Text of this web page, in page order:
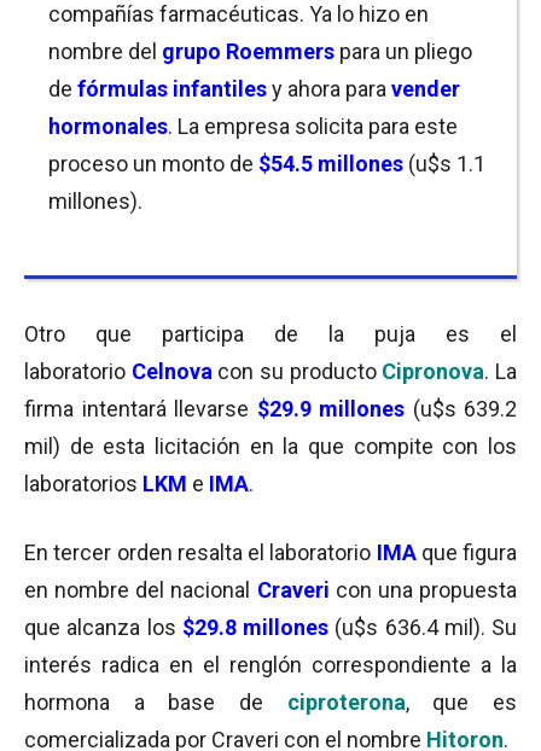
compañías farmacéuticas. Ya lo hizo en
nombre del grupo Roemmers para un pliego
de fórmulas infantilesy ahora para vender
hormonales. La empresa solicita para este
proceso un monto de $54.5 millones (u$s 1.1
millones).
Otro que participa de la puja es el
laboratorio Celnova con su producto Cipronova. La
firma intentará llevarse $29.9 millones (u$s 639.2
mil) de esta licitación en la que compite con los
laboratorios LKM e IMA.
En tercer orden resalta el laboratorio IMA que figura
en nombre del nacional Craveri con una propuesta
que alcanza los $29.8 millones (u$s 636.4 mil). Su
interés radica en el renglón correspondiente a la
hormona a base de ciproterona, que es
comercializada por Craveri con el nombre Hitoron.